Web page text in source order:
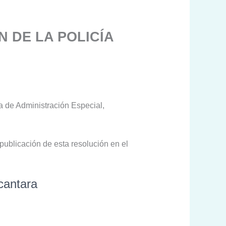
DE LA POLICÍA
de Administración Especial,
de esta resolución en el